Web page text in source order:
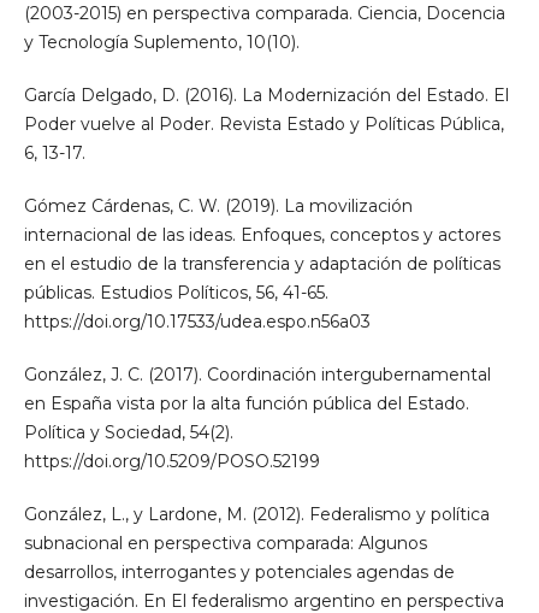
(2003-2015) en perspectiva comparada. Ciencia, Docencia
y Tecnología Suplemento, 10(10).
García Delgado, D. (2016). La Modernización del Estado. El
Poder vuelve al Poder. Revista Estado y Políticas Pública,
6, 13-17.
Gómez Cárdenas, C. W. (2019). La movilización
internacional de las ideas. Enfoques, conceptos y actores
en el estudio de la transferencia y adaptación de políticas
públicas. Estudios Políticos, 56, 41-65.
https://doi.org/10.17533/udea.espo.n56a03
González, J. C. (2017). Coordinación intergubernamental
en España vista por la alta función pública del Estado.
Política y Sociedad, 54(2).
https://doi.org/10.5209/POSO.52199
González, L., y Lardone, M. (2012). Federalismo y política
subnacional en perspectiva comparada: Algunos
desarrollos, interrogantes y potenciales agendas de
investigación. En El federalismo argentino en perspectiva